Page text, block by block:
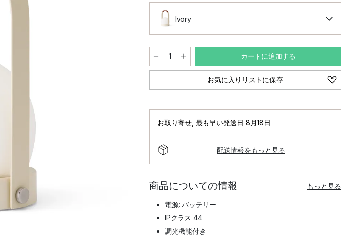
Ivory
カートに追加する
お気に入りリストに保存
お取り寄せ 最も早い発送日 8月18日
配送情報をもっと見る
商品についての情報 もっと見る
電源: バッテリー
IPクラス 44
調光機能付き